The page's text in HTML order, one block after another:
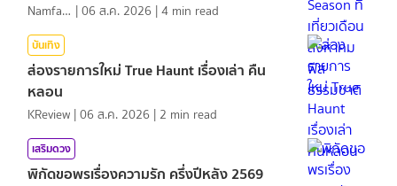
NamfahPhupha |06 ส.ค. 2026 |4 min read
บันเทิง
ส่องรายการใหม่ True Haunt เรื่องเล่า คืน
หลอน
KReview |06 ส.ค. 2026 | 2 min read
เสริมดวง
พิกัดขอพรเรื่องความรัก ครึ่งปีหลัง 2569